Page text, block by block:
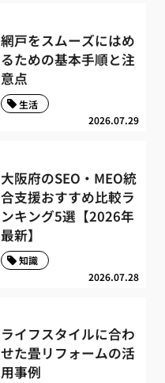
網戸をスムーズにはめ
るための基本手順と注
意点
2026.07.29
生活
大阪府のSEO・MEO統
合支援おすすめ比較ラ
ンキング5選【2026年
最新】
2026.07.28
知識
ライフスタイルに合わ
せた畳リフォームの活
用事例